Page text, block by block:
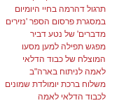
תרגול דהרמה בחיי היומיום
במסגרת פרסום הספר 'נזירים
מדברים' של נטע דביר
מפגש תפילה למען מסעו
המוצלח של כבוד הדלאי
לאמה לניתוח בארה"ב
משלוח ברכת יומולדת שמונים
לכבוד הדלאי לאמה